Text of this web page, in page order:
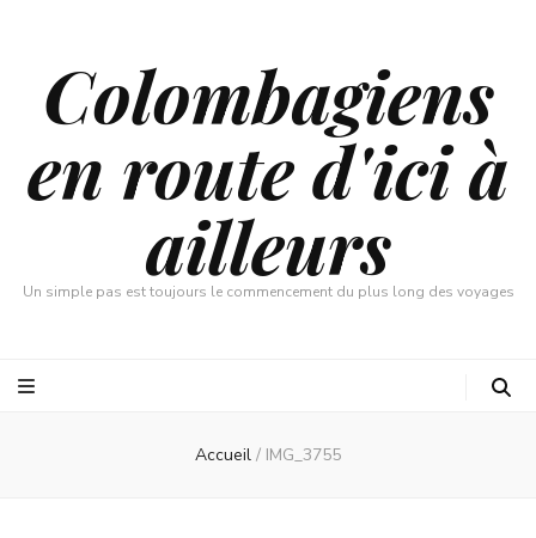
Colombagiens
en route d'ici à
ailleurs
Un simple pas est toujours le commencement du plus long des voyages
Accueil / IMG_3755